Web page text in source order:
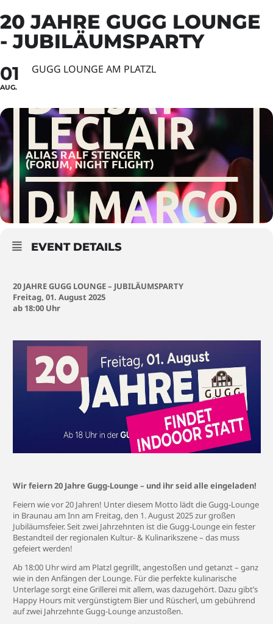
20 JAHRE GUGG LOUNGE
- JUBILÄUMSPARTY
01
AUG.
GUGG LOUNGE AM PLATZL
EVENT DETAILS
20 JAHRE GUGG LOUNGE – JUBILÄUMSPARTY
Freitag, 01. August 2025
ab 18:00 Uhr
Wir feiern 20 Jahre Gugg-Lounge – und ihr seid alle eingeladen!
Feiern wie vor 20 Jahren! Unter diesem Motto lädt die Gugg-Lounge
in Braunau am Inn am Freitag, den 1. August 2025 zur großen
Jubiläumsfeier. Seit zwei Jahrzehnten ist die Gugg-Lounge ein fester
Bestandteil der regionalen Kultur- & Kulinarikszene – das muss
gefeiert werden!
Ab 18:00 Uhr wird am Platzl gegrillt, angestoßen und getanzt – ganz
wie in den Anfängen der Lounge. Für die perfekte kulinarische
Unterlage sorgt eine Grillerei mit allem, was dazugehört. Dazu gibt’s
Happy Hours mit vergünstigtem Bier und Rüscherl, um gebührend
auf zwei Jahrzehnte Gugg-Lounge anzustoßen.